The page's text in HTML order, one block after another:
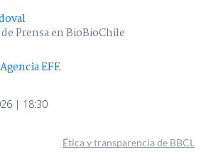
Prensa en BioBioChile
Agencia EFE
| 18:30
Ética y transparencia de BBCL